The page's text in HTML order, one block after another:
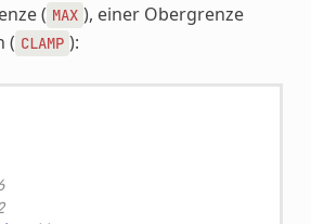
( MAX ), einer Obergrenze
( CLAMP ):